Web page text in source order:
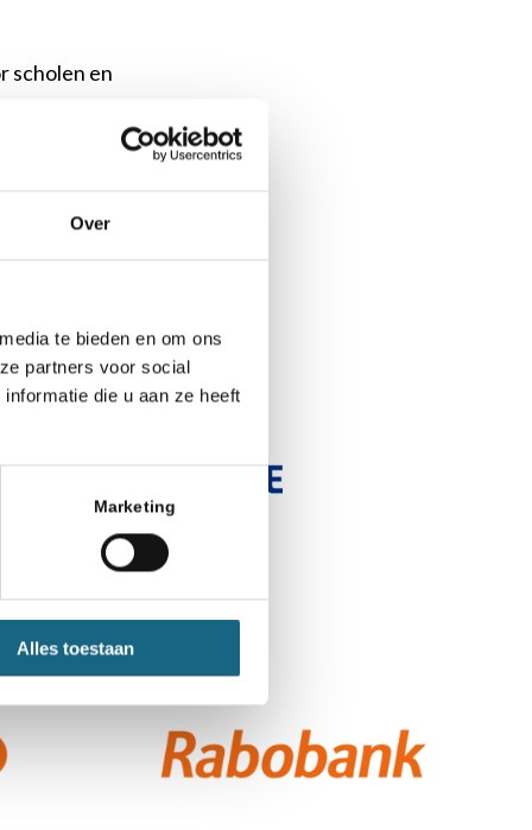
Over
te bieden en om ons
partners voor social
die u aan ze heeft
Marketing
Alles toestaan
scholen en